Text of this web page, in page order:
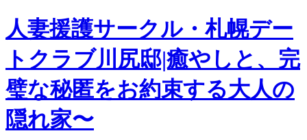
人妻援護サークル・札幌デー
トクラブ川尻邸|癒やしと、完
璧な秘匿をお約束する大人の
隠れ家〜